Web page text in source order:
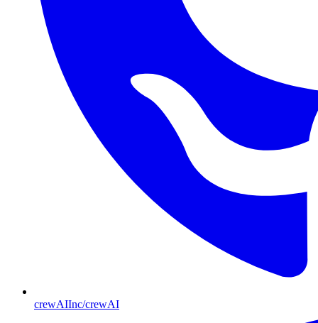
crewAIInc/crewAI